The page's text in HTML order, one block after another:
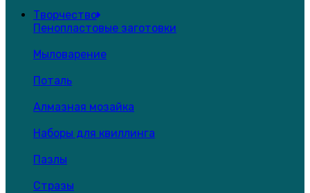
Творчество
Пенопластовые заготовки
Мыловарение
Поталь
Алмазная мозайка
Наборы для квиллинга
Пазлы
Стразы